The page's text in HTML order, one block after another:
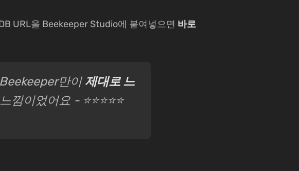
URL을 Beekeeper Studio에 붙여넣으면 바로
만이제대로 느
이었어요 - ⭐⭐⭐⭐⭐